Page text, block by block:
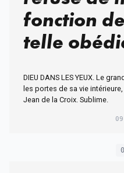
fonction
telle
DIEU DANS LES YEUX. Le
les portes de sa vie intérieure,
Jean de la Croix. Sublime.